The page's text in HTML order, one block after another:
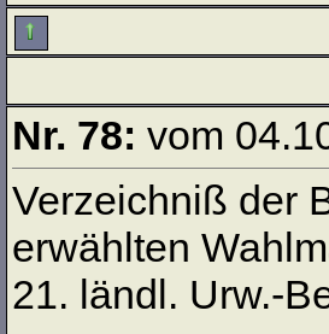
Nr. 78: vom
Verzeichniß der
erwählten
21. ländl. Urw.-